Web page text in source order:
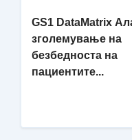
GS1 DataMatrix
зголемување на
безбедноста на
пациентите...